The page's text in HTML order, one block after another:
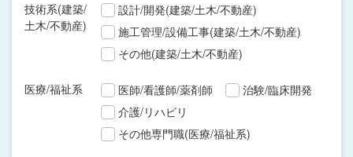
技術系(建築/
土木/不動産)
設計/開発(建築/土木/不動産)
施工管理/設備工事(建築/土木/不動産)
その他(建築/土木/不動産)
医療/福祉系 医師/看護師/薬剤師
治験/臨床開発
介護/リハビリ
その他専門職(医療/福祉系)